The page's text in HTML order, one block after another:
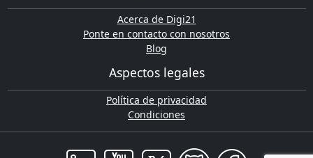
Acerca de Digi21
Ponte en contacto con nosotros
Blog
Aspectos legales
Política de privacidad
Condiciones